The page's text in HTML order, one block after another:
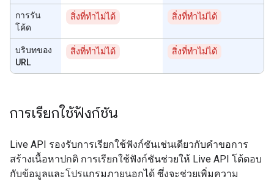
การรัน
โค้ด
สิ่งที่ทำไม่ได้ สิ่งที่ทำไม่ได้
บริบทของ
URL
สิ่งที่ทำไม่ได้ สิ่งที่ทำไม่ได้
การเรียกใช้ฟังก์ชัน
Live API รองรับการเรียกใช้ฟังก์ชันเช่นเดียวกับคำขอการ
สร้างเนื้อหาปกติ การเรียกใช้ฟังก์ชันช่วยให้ Live API โต้ตอบ
กับข้อมูลและโปรแกรมภายนอกได้ ซึ่งจะช่วยเพิ่มความ